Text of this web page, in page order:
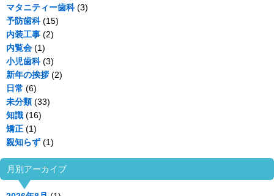
マタニティー歯科(3)
予防歯科(15)
内装工事 (2)
内覧会 (1)
小児歯科(3)
新年の挨拶 (2)
日常 (6)
未分類 (33)
知識 (16)
矯正 (1)
親知らず (1)
月別アーカイブ